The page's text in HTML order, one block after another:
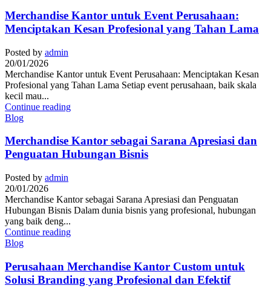
Merchandise Kantor untuk Event Perusahaan:
Menciptakan Kesan Profesional yang Tahan Lama
Posted by admin
20/01/2026
Merchandise Kantor untuk Event Perusahaan: Menciptakan Kesan
Profesional yang Tahan Lama Setiap event perusahaan, baik skala
kecil mau...
Continue reading
Blog
Merchandise Kantor sebagai Sarana Apresiasi dan
Penguatan Hubungan Bisnis
Posted by admin
20/01/2026
Merchandise Kantor sebagai Sarana Apresiasi dan Penguatan
Hubungan Bisnis Dalam dunia bisnis yang profesional, hubungan
yang baik deng...
Continue reading
Blog
Perusahaan Merchandise Kantor Custom untuk
Solusi Branding yang Profesional dan Efektif